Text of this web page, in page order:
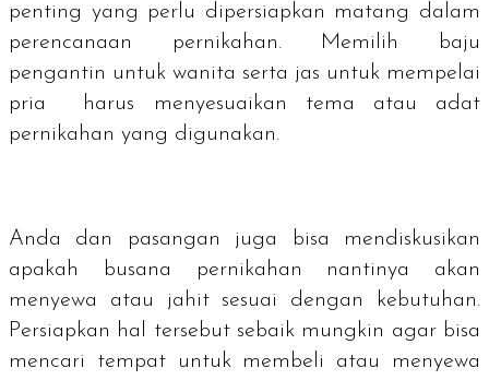
penting yang perlu dipersiapkan matang dalam
perencanaan pernikahan. Memilih baju
pengantin untuk wanita serta jas untuk mempelai
pria harus menyesuaikan tema atau adat
pernikahan yang digunakan.
Anda dan pasangan juga bisa mendiskusikan
apakah busana pernikahan nantinya akan
menyewa atau jahit sesuai dengan kebutuhan.
Persiapkan hal tersebut sebaik mungkin agar bisa
mencari tempat untuk membeli atau menyewa